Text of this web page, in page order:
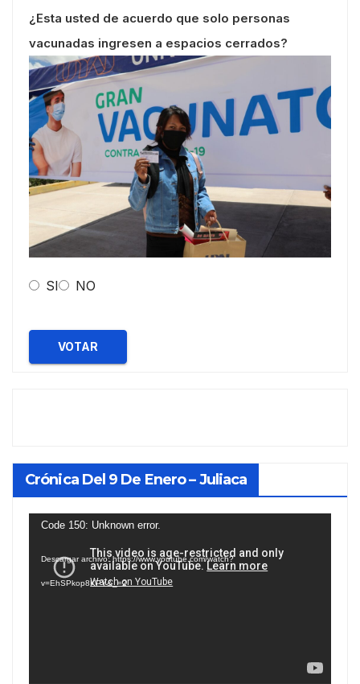
¿Esta usted de acuerdo que solo personas
vacunadas ingresen a espacios cerrados?
SI NO
VOTAR
Crónica Del 9 De Enero – Juliaca
Reproductor
vídeo
Code 150: Unknown error.
Descargar archivo: https://www.youtube.com/watch?
v=EhSPkop8KPY&_=2